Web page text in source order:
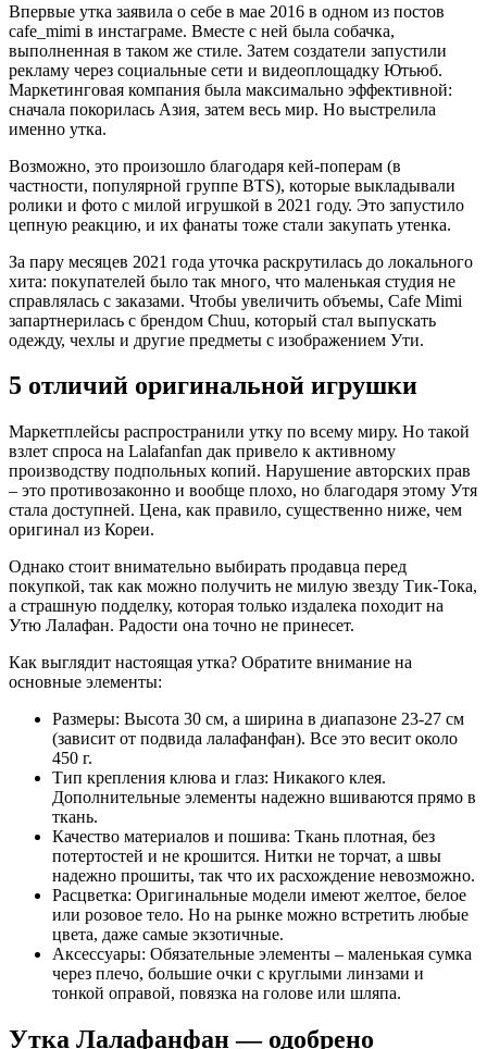
Впервые утка заявила о себе в мае 2016 в одном из постов
cafe_mimi в инстаграме. Вместе с ней была собачка,
выполненная в таком же стиле. Затем создатели запустили
рекламу через социальные сети и видеоплощадку Ютьюб.
Маркетинговая компания была максимально эффективной:
сначала покорилась Азия, затем весь мир. Но выстрелила
именно утка.
Возможно, это произошло благодаря кей-поперам (в
частности, популярной группе BTS), которые выкладывали
ролики и фото с милой игрушкой в 2021 году. Это запустило
цепную реакцию, и их фанаты тоже стали закупать утенка.
За пару месяцев 2021 года уточка раскрутилась до локального
хита: покупателей было так много, что маленькая студия не
справлялась с заказами. Чтобы увеличить объемы, Cafe Mimi
запартнерилась с брендом Chuu, который стал выпускать
одежду, чехлы и другие предметы с изображением Ути.
5 отличий оригинальной игрушки
Маркетплейсы распространили утку по всему миру. Но такой
взлет спроса на Lalafanfan дак привело к активному
производству подпольных копий. Нарушение авторских прав
– это противозаконно и вообще плохо, но благодаря этому Утя
стала доступней. Цена, как правило, существенно ниже, чем
оригинал из Кореи.
Однако стоит внимательно выбирать продавца перед
покупкой, так как можно получить не милую звезду Тик-Тока,
а страшную подделку, которая только издалека походит на
Утю Лалафан. Радости она точно не принесет.
Как выглядит настоящая утка? Обратите внимание на
основные элементы:
Размеры: Высота 30 см, а ширина в диапазоне 23-27 см
(зависит от подвида лалафанфан). Все это весит около
450 г.
Тип крепления клюва и глаз: Никакого клея.
Дополнительные элементы надежно вшиваются прямо в
ткань.
Качество материалов и пошива: Ткань плотная, без
потертостей и не крошится. Нитки не торчат, а швы
надежно прошиты, так что их расхождение невозможно.
Расцветка: Оригинальные модели имеют желтое, белое
или розовое тело. Но на рынке можно встретить любые
цвета, даже самые экзотичные.
Аксессуары: Обязательные элементы – маленькая сумка
через плечо, большие очки с круглыми линзами и
тонкой оправой, повязка на голове или шляпа.
Утка Лалафанфан — одобрено